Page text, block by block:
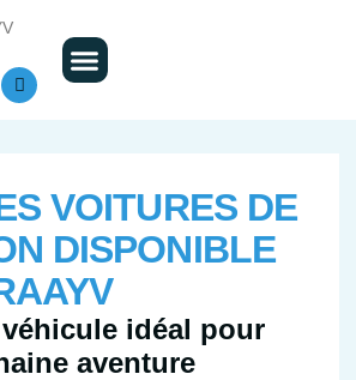
VOITURES DE
DISPONIBLE
idéal pour
aventure